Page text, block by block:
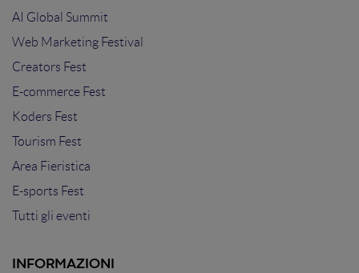
AI Global Summit
Web Marketing Festival
Creators Fest
E-commerce Fest
Koders Fest
Tourism Fest
Area Fieristica
E-sports Fest
Tutti gli eventi
INFORMAZIONI